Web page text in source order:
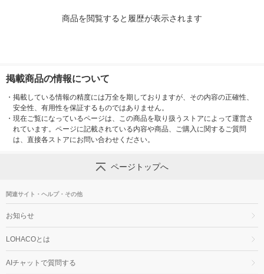
商品を閲覧すると履歴が表示されます
掲載商品の情報について
・ 掲載している情報の精度には万全を期しておりますが、その内容の正確性、
安全性、有用性を保証するものではありません。
・ 現在ご覧になっているページは、この商品を取り扱うストアによって運営さ
れています。ページに記載されている内容や商品、ご購入に関するご質問
は、直接各ストアにお問い合わせください。
ページトップへ
関連サイト・ヘルプ・その他
お知らせ
LOHACOとは
AIチャットで質問する